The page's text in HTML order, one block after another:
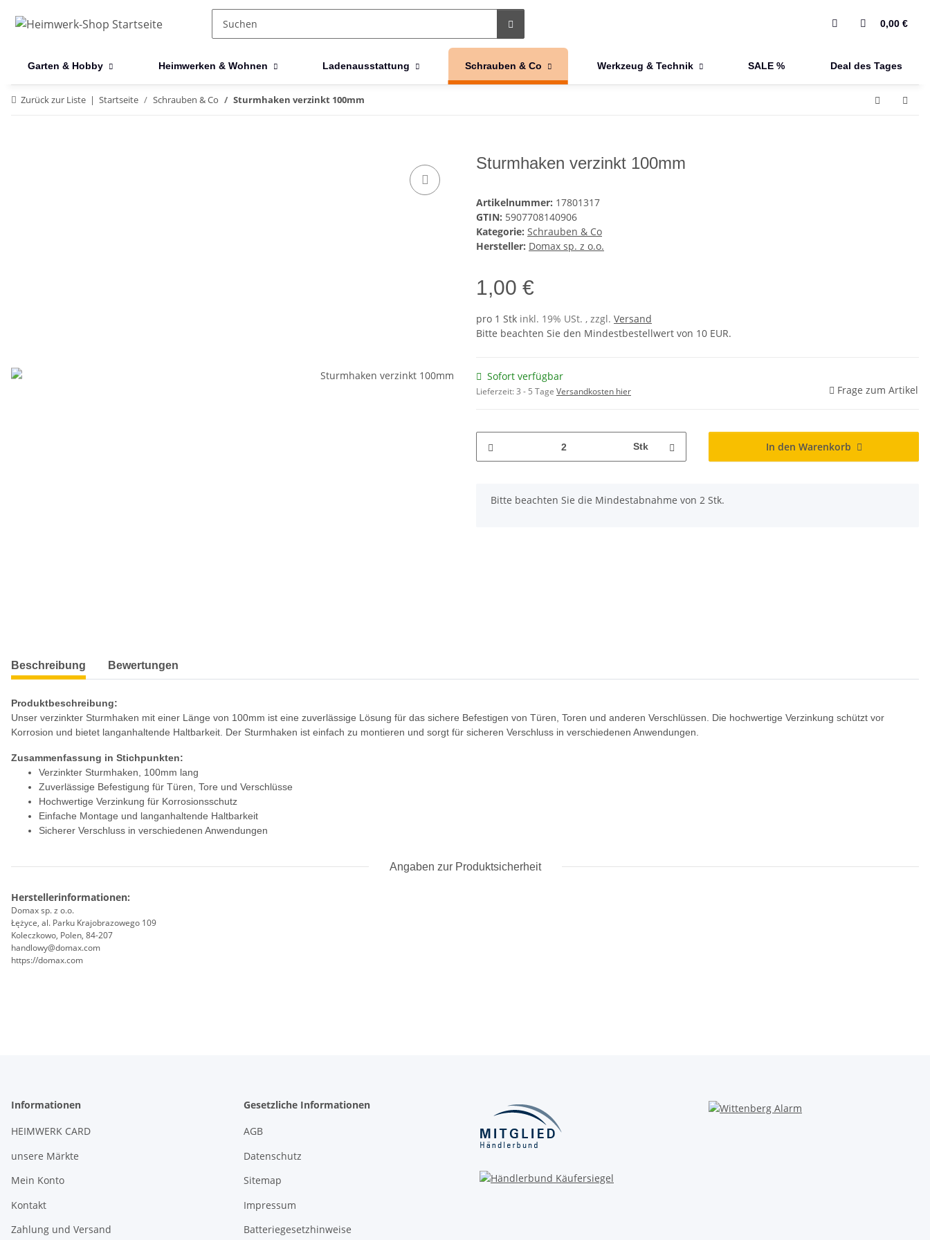
0,00 €
Garten & Hobby Heimwerken & Wohnen Ladenausstattung Schrauben & Co Werkzeug & Technik SALE % Deal des Tages
Zurück zur Liste Startseite Schrauben & Co Sturmhaken verzinkt 100mm
Sturmhaken verzinkt 100mm
Artikelnummer: 17801317
GTIN: 5907708140906
Kategorie: Schrauben & Co
Hersteller: Domax sp. z o.o.
1,00 €
pro 1 Stk inkl. 19% USt. , zzgl. Versand
Bitte beachten Sie den Mindestbestellwert von 10 EUR.
Sofort verfügbar
Lieferzeit:3 - 5 Tage Versandkosten hier Frage zum Artikel
Stk In den Warenkorb
x
Bitte beachten Sie die Mindestabnahme von 2 Stk.
weitere Registerkarten anzeigen
Beschreibung Bewertungen
Produktbeschreibung:
Unser verzinkter Sturmhaken mit einer Länge von 100mm ist eine zuverlässige Lösung für das sichere Befestigen von Türen, Toren und anderen Verschlüssen. Die hochwertige Verzinkung schützt vor
Korrosion und bietet langanhaltende Haltbarkeit. Der Sturmhaken ist einfach zu montieren und sorgt für sicheren Verschluss in verschiedenen Anwendungen.
Zusammenfassung in Stichpunkten:
Verzinkter Sturmhaken, 100mm lang
Zuverlässige Befestigung für Türen, Tore und Verschlüsse
Hochwertige Verzinkung für Korrosionsschutz
Einfache Montage und langanhaltende Haltbarkeit
Sicherer Verschluss in verschiedenen Anwendungen
Angaben zur Produktsicherheit
Herstellerinformationen:
Domax sp. z o.o.
Łężyce, al. Parku Krajobrazowego 109
Koleczkowo, Polen, 84-207
handlowy@domax.com
https://domax.com
Informationen
HEIMWERK CARD
unsere Märkte
Mein Konto
Kontakt
Zahlung und Versand
Gesetzliche Informationen
AGB
Datenschutz
Sitemap
Impressum
Batteriegesetzhinweise